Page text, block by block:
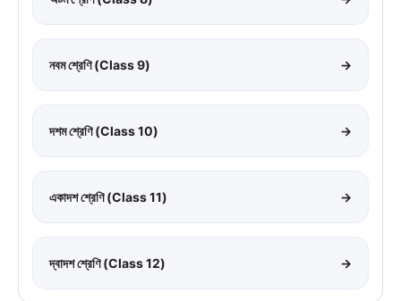
নবম শ্রেণি (Class 9) →
দশম শ্রেণি (Class 10) →
একাদশ শ্রেণি (Class 11) →
দ্বাদশ শ্রেণি (Class 12) →